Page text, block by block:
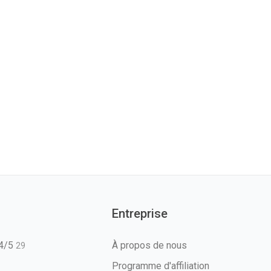
5 29
Entreprise
À propos de nous
Programme d'affiliation